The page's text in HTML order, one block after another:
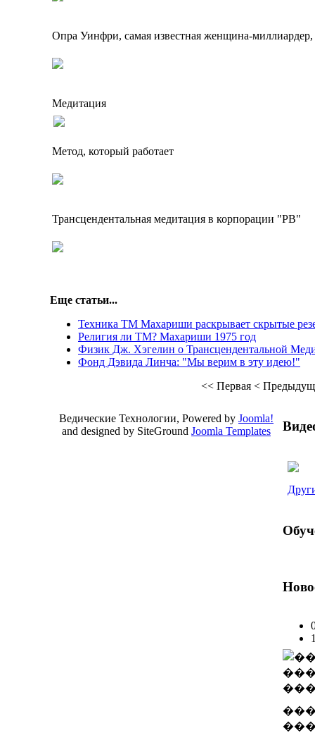
Опра Уинфри, самая известная женщина-
Медитация
Метод, который работает
Трансцендентальная медитация в корпорации "PB"
Еще статьи...
Техника ТМ Махариши раскрывает скрытые
Религия ли ТМ? Махариши 1975 год
Физик Дж. Хэгелин о Трансцендентальной
Фонд Дэвида Линча: "Мы верим в эту идею!"
<< Первая <
Ведические Технологии, Powered by Joomla!
and designed by SiteGround Joomla Templates